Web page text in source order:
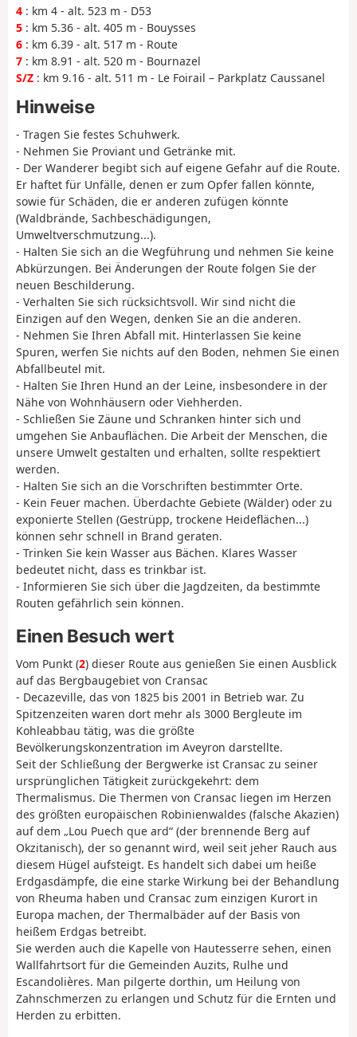
4 : km 4 - alt. 523 m - D53
5 : km 5.36 - alt. 405 m - Bouysses
6 : km 6.39 - alt. 517 m - Route
7 : km 8.91 - alt. 520 m - Bournazel
S/Z : km 9.16 - alt. 511 m - Le Foirail – Parkplatz Caussanel
Hinweise
- Tragen Sie festes Schuhwerk.
- Nehmen Sie Proviant und Getränke mit.
- Der Wanderer begibt sich auf eigene Gefahr auf die Route.
Er haftet für Unfälle, denen er zum Opfer fallen könnte,
sowie für Schäden, die er anderen zufügen könnte
(Waldbrände, Sachbeschädigungen,
Umweltverschmutzung...).
- Halten Sie sich an die Wegführung und nehmen Sie keine
Abkürzungen. Bei Änderungen der Route folgen Sie der
neuen Beschilderung.
- Verhalten Sie sich rücksichtsvoll. Wir sind nicht die
Einzigen auf den Wegen, denken Sie an die anderen.
- Nehmen Sie Ihren Abfall mit. Hinterlassen Sie keine
Spuren, werfen Sie nichts auf den Boden, nehmen Sie einen
Abfallbeutel mit.
- Halten Sie Ihren Hund an der Leine, insbesondere in der
Nähe von Wohnhäusern oder Viehherden.
- Schließen Sie Zäune und Schranken hinter sich und
umgehen Sie Anbauflächen. Die Arbeit der Menschen, die
unsere Umwelt gestalten und erhalten, sollte respektiert
werden.
- Halten Sie sich an die Vorschriften bestimmter Orte.
- Kein Feuer machen. Überdachte Gebiete (Wälder) oder zu
exponierte Stellen (Gestrüpp, trockene Heideflächen...)
können sehr schnell in Brand geraten.
- Trinken Sie kein Wasser aus Bächen. Klares Wasser
bedeutet nicht, dass es trinkbar ist.
- Informieren Sie sich über die Jagdzeiten, da bestimmte
Routen gefährlich sein können.
Einen Besuch wert
Vom Punkt (2) dieser Route aus genießen Sie einen Ausblick
auf das Bergbaugebiet von Cransac
- Decazeville, das von 1825 bis 2001 in Betrieb war. Zu
Spitzenzeiten waren dort mehr als 3000 Bergleute im
Kohleabbau tätig, was die größte
Bevölkerungskonzentration im Aveyron darstellte.
Seit der Schließung der Bergwerke ist Cransac zu seiner
ursprünglichen Tätigkeit zurückgekehrt: dem
Thermalismus. Die Thermen von Cransac liegen im Herzen
des größten europäischen Robinienwaldes (falsche Akazien)
auf dem „Lou Puech que ard“ (der brennende Berg auf
Okzitanisch), der so genannt wird, weil seit jeher Rauch aus
diesem Hügel aufsteigt. Es handelt sich dabei um heiße
Erdgasdämpfe, die eine starke Wirkung bei der Behandlung
von Rheuma haben und Cransac zum einzigen Kurort in
Europa machen, der Thermalbäder auf der Basis von
heißem Erdgas betreibt.
Sie werden auch die Kapelle von Hautesserre sehen, einen
Wallfahrtsort für die Gemeinden Auzits, Rulhe und
Escandolières. Man pilgerte dorthin, um Heilung von
Zahnschmerzen zu erlangen und Schutz für die Ernten und
Herden zu erbitten.